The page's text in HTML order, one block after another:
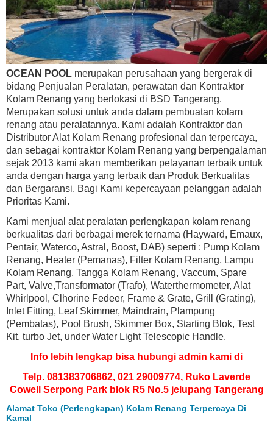
OCEAN POOL merupakan perusahaan yang bergerak di
bidang Penjualan Peralatan, perawatan dan Kontraktor
Kolam Renang yang berlokasi di BSD Tangerang.
Merupakan solusi untuk anda dalam pembuatan kolam
renang atau peralatannya. Kami adalah Kontraktor dan
Distributor Alat Kolam Renang profesional dan terpercaya,
dan sebagai kontraktor Kolam Renang yang berpengalaman
sejak 2013 kami akan memberikan pelayanan terbaik untuk
anda dengan harga yang terbaik dan Produk Berkualitas
dan Bergaransi. Bagi Kami kepercayaan pelanggan adalah
Prioritas Kami.
Kami menjual alat peralatan perlengkapan kolam renang
berkualitas dari berbagai merek ternama (Hayward, Emaux,
Pentair, Waterco, Astral, Boost, DAB) seperti : Pump Kolam
Renang, Heater (Pemanas), Filter Kolam Renang, Lampu
Kolam Renang, Tangga Kolam Renang, Vaccum, Spare
Part, Valve,Transformator (Trafo), Waterthermometer, Alat
Whirlpool, Clhorine Fedeer, Frame & Grate, Grill (Grating),
Inlet Fitting, Leaf Skimmer, Maindrain, Plampung
(Pembatas), Pool Brush, Skimmer Box, Starting Blok, Test
Kit, turbo Jet, under Water Light Telescopic Handle.
Info lebih lengkap bisa hubungi admin kami di
Telp. 081383706862, 021 29009774, Ruko Laverde
Cowell Serpong Park blok R5 No.5 jelupang Tangerang
Alamat Toko (Perlengkapan) Kolam Renang Terpercaya Di
Kamal